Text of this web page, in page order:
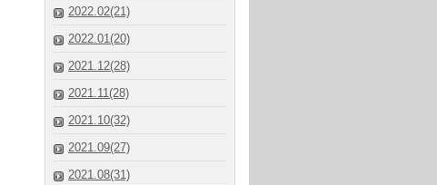
2022.02(21)
2022.01(20)
2021.12(28)
2021.11(28)
2021.10(32)
2021.09(27)
2021.08(31)